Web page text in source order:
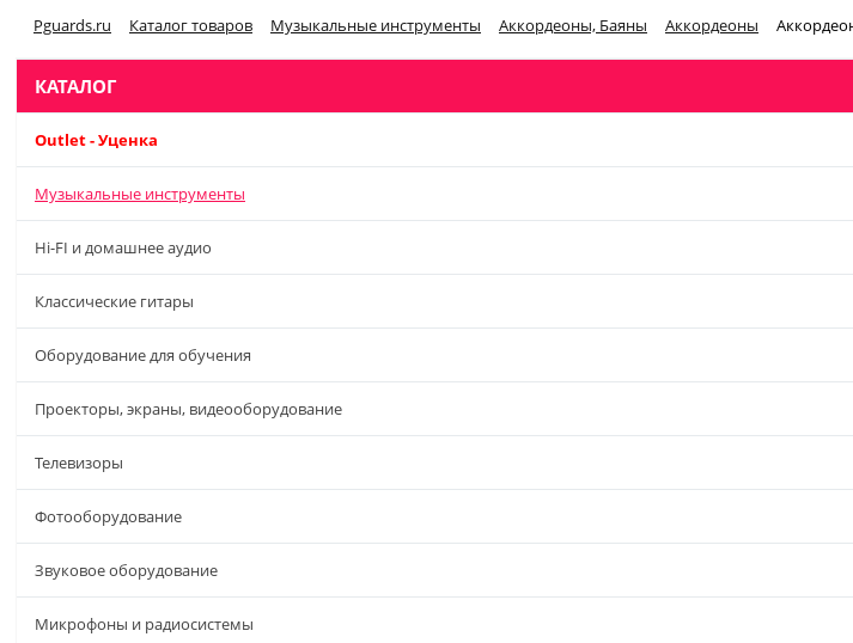
Pguards.ru Каталог товаров Музыкальные инструменты Аккордеоны, Баяны Аккордеоны
КАТАЛОГ
Outlet - Уценка
Музыкальные инструменты
Hi-FI и домашнее аудио
Классические гитары
Оборудование для обучения
Проекторы, экраны, видеооборудование
Телевизоры
Фотооборудование
Звуковое оборудование
Микрофоны и радиосистемы